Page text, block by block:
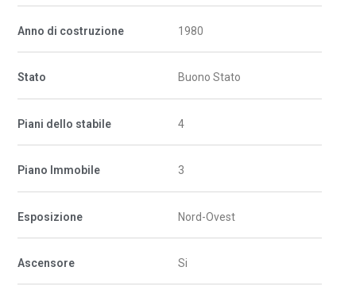
Anno di costruzione 1980
Stato Buono Stato
Piani dello stabile 4
Piano Immobile 3
Esposizione Nord-Ovest
Ascensore Si